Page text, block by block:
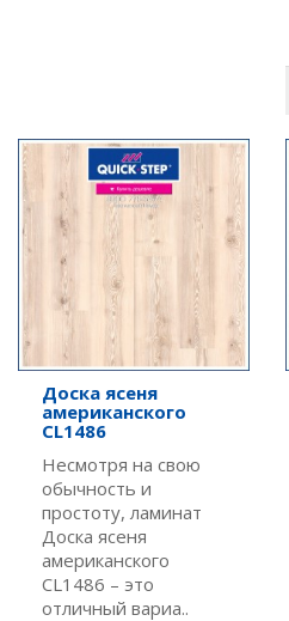
Доска ясеня
американского
CL1486
Несмотря на свою
обычность и
простоту, ламинат
Доска ясеня
американского
CL1486 – это
отличный вариа..